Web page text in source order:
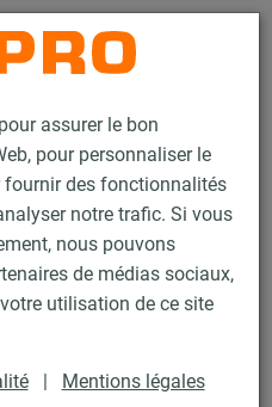
assurer le bon
pour personnaliser le
des fonctionnalités
notre trafic. Si vous
nous pouvons
de médias sociaux,
utilisation de ce site
| Mentions légales
Contact
Rails d'installation